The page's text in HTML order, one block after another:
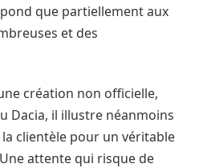
que partiellement aux
et des
création non officielle,
Dacia, il illustre néanmoins
la clientèle pour un véritable
attente qui risque de